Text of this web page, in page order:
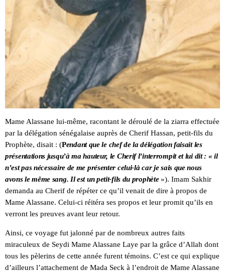
Mame Alassane lui-même, racontant le déroulé de la ziarra effectuée
par la délégation sénégalaise auprès de Cherif Hassan, petit-fils du
Prophète, disait : (Pendant que le chef de la délégation faisait les
présentations jusqu’à ma hauteur, le Cherif l’interrompit et lui dit : « il
n’est pas nécessaire de me présenter celui-là car je sais que nous
avons le même sang. Il est un petit-fils du prophète»). Imam Sakhir
demanda au Cherif de répéter ce qu’il venait de dire à propos de
Mame Alassane. Celui-ci réitéra ses propos et leur promit qu’ils en
verront les preuves avant leur retour.
Ainsi, ce voyage fut jalonné par de nombreux autres faits
miraculeux de Seydi Mame Alassane Laye par la grâce d’Allah dont
tous les pèlerins de cette année furent témoins. C’est ce qui explique
d’ailleurs l’attachement de Mada Seck à l’endroit de Mame Alassane